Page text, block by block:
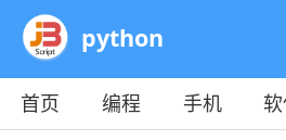
python
首页 编程 手机